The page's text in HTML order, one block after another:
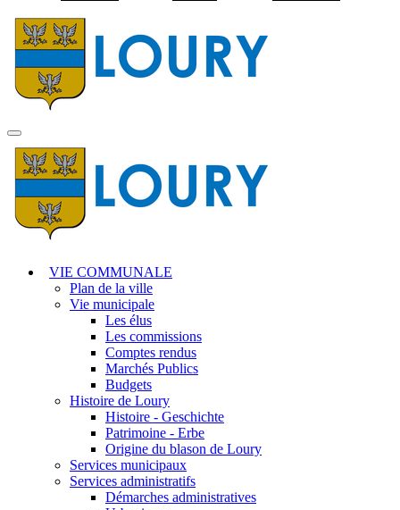
MENU
PRINCIPAL
VIE COMMUNALE
Plan de la ville
Vie municipale
Les élus
Les commissions
Comptes rendus
Marchés Publics
Budgets
Histoire de Loury
Histoire - Geschichte
Patrimoine - Erbe
Origine du blason de Loury
Services municipaux
Services administratifs
Démarches administratives